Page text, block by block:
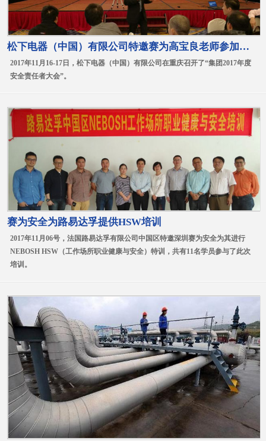
松下电器（中国）有限公司特邀赛为高宝良老师参加安全责任者大会
2017年11月16-17日，松下电器（中国）有限公司在重庆召开了“集团2017年度
安全责任者大会”。
赛为安全为路易达孚提供HSW培训
2017年11月06号，法国路易达孚有限公司中国区特邀深圳赛为安全为其进行
NEBOSH HSW（工作场所职业健康与安全）特训，共有11名学员参与了此次
培训。